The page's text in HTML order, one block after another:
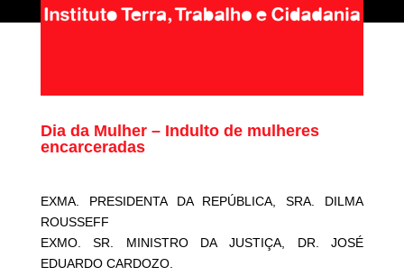
Dia da Mulher – Indulto de mulheres
encarceradas
EXMA. PRESIDENTA DA REPÚBLICA, SRA. DILMA
ROUSSEFF
EXMO. SR. MINISTRO DA JUSTIÇA, DR. JOSÉ
EDUARDO CARDOZO.